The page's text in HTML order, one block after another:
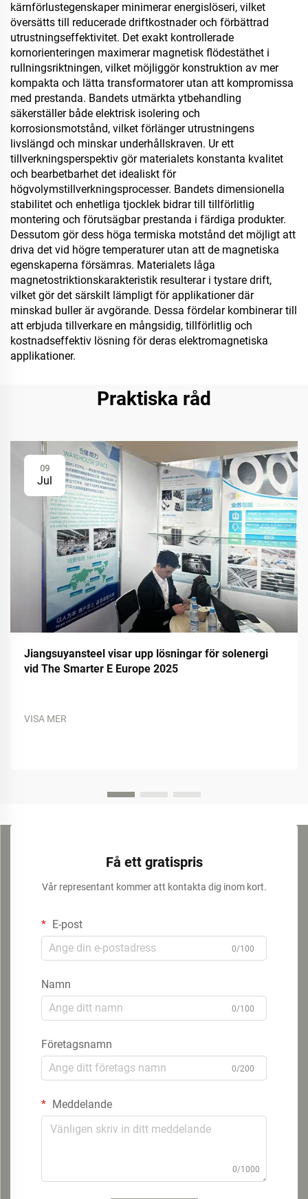
kärnförlustegenskaper minimerar energislöseri, vilket
översätts till reducerade driftkostnader och förbättrad
utrustningseffektivitet. Det exakt kontrollerade
kornorienteringen maximerar magnetisk flödestäthet i
rullningsriktningen, vilket möjliggör konstruktion av mer
kompakta och lätta transformatorer utan att kompromissa
med prestanda. Bandets utmärkta ytbehandling
säkerställer både elektrisk isolering och
korrosionsmotstånd, vilket förlänger utrustningens
livslängd och minskar underhållskraven. Ur ett
tillverkningsperspektiv gör materialets konstanta kvalitet
och bearbetbarhet det idealiskt för
högvolymstillverkningsprocesser. Bandets dimensionella
stabilitet och enhetliga tjocklek bidrar till tillförlitlig
montering och förutsägbar prestanda i färdiga produkter.
Dessutom gör dess höga termiska motstånd det möjligt att
driva det vid högre temperaturer utan att de magnetiska
egenskaperna försämras. Materialets låga
magnetostriktionskarakteristik resulterar i tystare drift,
vilket gör det särskilt lämpligt för applikationer där
minskad buller är avgörande. Dessa fördelar kombinerar till
att erbjuda tillverkare en mångsidig, tillförlitlig och
kostnadseffektiv lösning för deras elektromagnetiska
applikationer.
Praktiska råd
09
Jul
Jiangsuyansteel visar upp lösningar för solenergi
vid The Smarter E Europe 2025
VISA MER
Få ett gratispris
Vår representant kommer att kontakta dig inom kort.
E-post
0/100
Namn
0/100
Företagsnamn
0/200
Meddelande
0/1000